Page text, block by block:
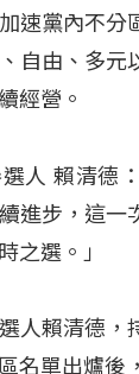
速黨內不分
自由、多元
經營。
人 賴清德
進步，這一
之選。」
人賴清德，
名單出爐後